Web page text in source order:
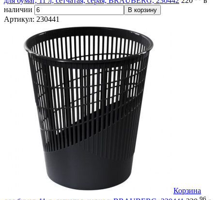
наличии
В корзину
Артикул: 230441
Корзина